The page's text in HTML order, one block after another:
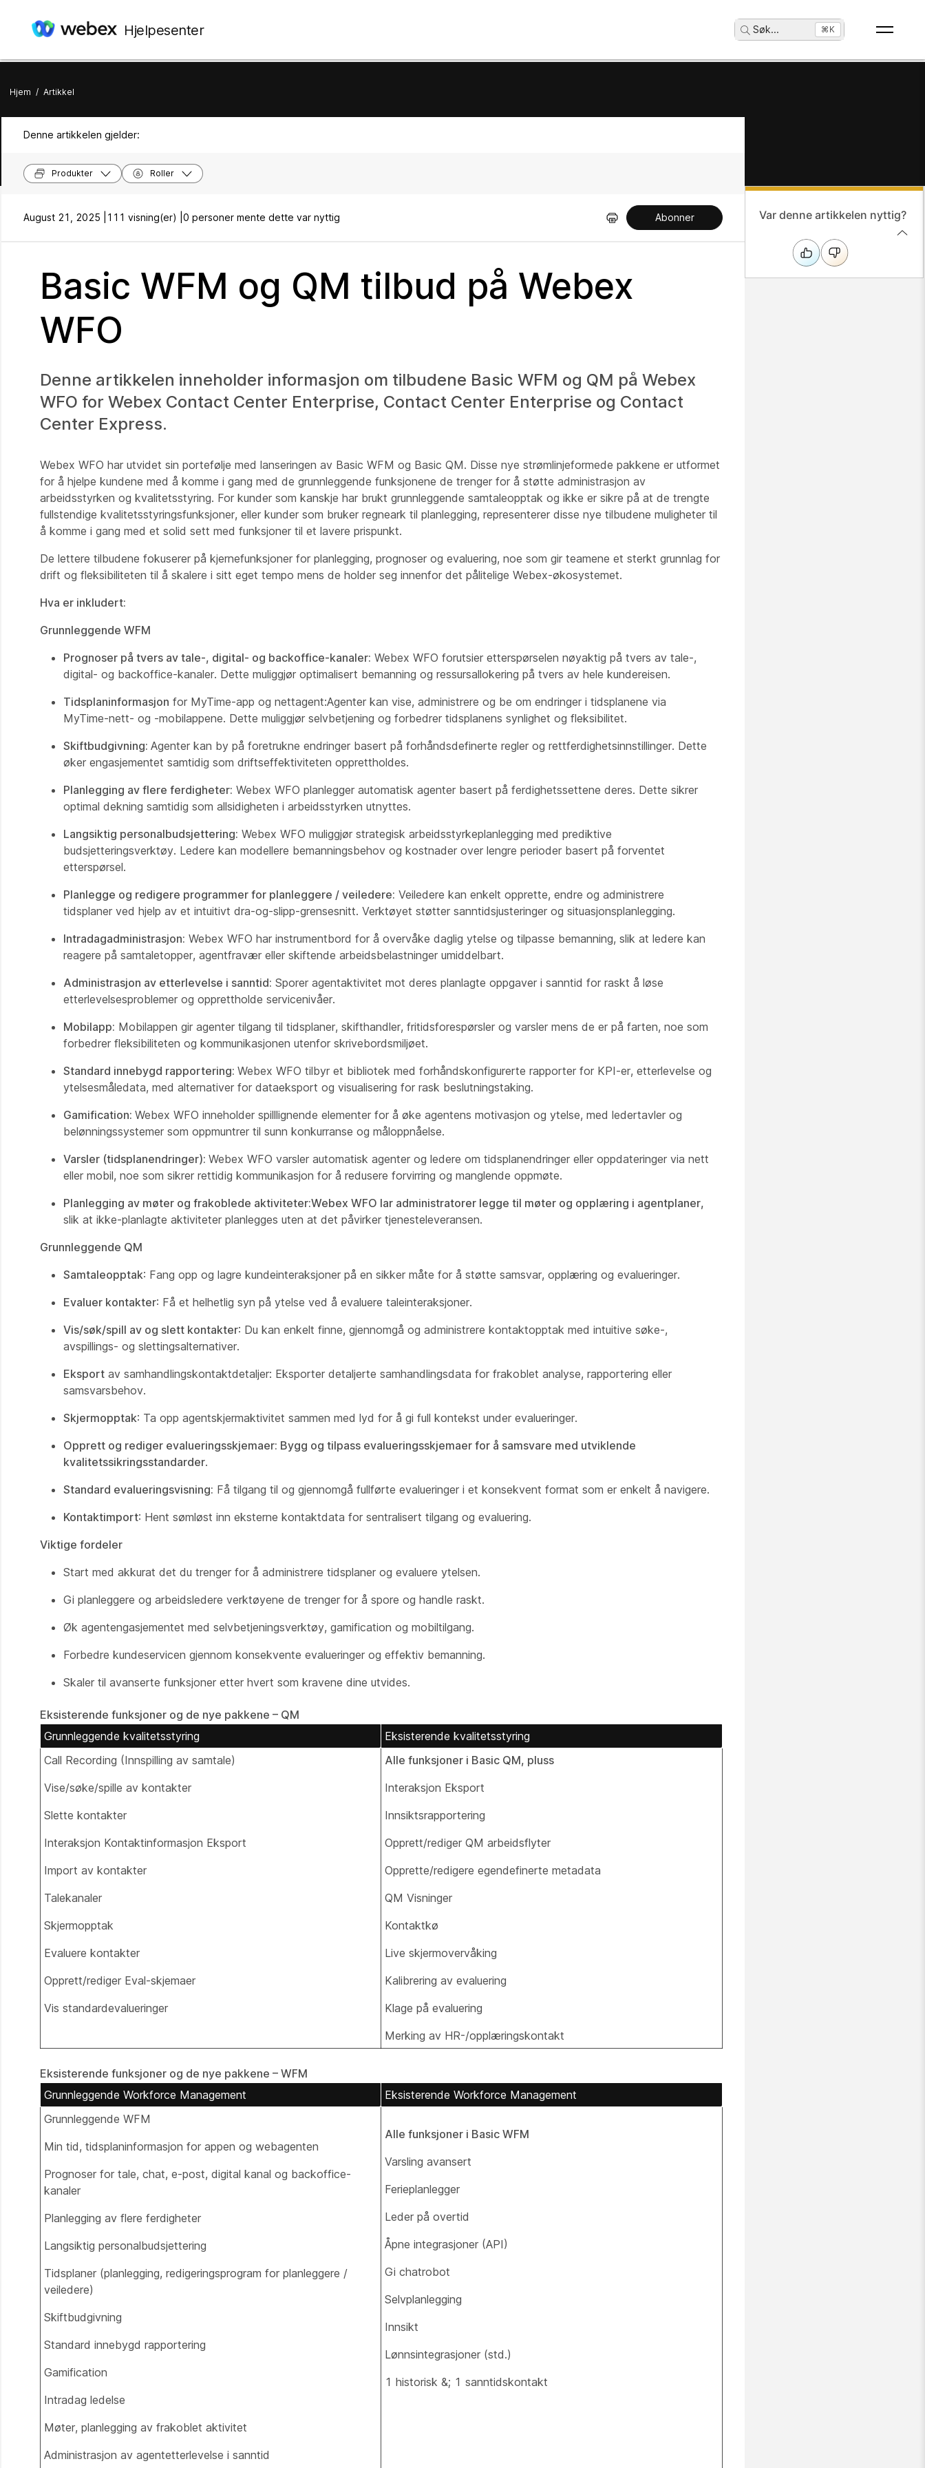
Hjelpesenter Søk... ⌘K
Hjem / Artikkel
Denne artikkelen gjelder:
Produkter Roller
August 21, 2025 | 111 visning(er) | 0 personer mente dette var nyttig Abonner
Basic WFM og QM tilbud på Webex
WFO
Denne artikkelen inneholder informasjon om tilbudene Basic WFM og QM på Webex
WFO for Webex Contact Center Enterprise, Contact Center Enterprise og Contact
Center Express.
Webex WFO har utvidet sin portefølje med lanseringen av Basic WFM og Basic QM. Disse nye strømlinjeformede pakkene er utformet
for å hjelpe kundene med å komme i gang med de grunnleggende funksjonene de trenger for å støtte administrasjon av
arbeidsstyrken og kvalitetsstyring. For kunder som kanskje har brukt grunnleggende samtaleopptak og ikke er sikre på at de trengte
fullstendige kvalitetsstyringsfunksjoner, eller kunder som bruker regneark til planlegging, representerer disse nye tilbudene muligheter til
å komme i gang med et solid sett med funksjoner til et lavere prispunkt.
De lettere tilbudene fokuserer på kjernefunksjoner for planlegging, prognoser og evaluering, noe som gir teamene et sterkt grunnlag for
drift og fleksibiliteten til å skalere i sitt eget tempo mens de holder seg innenfor det pålitelige Webex-økosystemet.
Hva er inkludert:
Grunnleggende WFM
Prognoser på tvers av tale-, digital- og backoffice-kanaler: Webex WFO forutsier etterspørselen nøyaktig på tvers av tale-,
digital- og backoffice-kanaler. Dette muliggjør optimalisert bemanning og ressursallokering på tvers av hele kundereisen.
Tidsplaninformasjon for MyTime-app og nettagent:Agenter kan vise, administrere og be om endringer i tidsplanene via
MyTime-nett- og -mobilappene. Dette muliggjør selvbetjening og forbedrer tidsplanens synlighet og fleksibilitet.
Skiftbudgivning: Agenter kan by på foretrukne endringer basert på forhåndsdefinerte regler og rettferdighetsinnstillinger. Dette
øker engasjementet samtidig som driftseffektiviteten opprettholdes.
Planlegging av flere ferdigheter: Webex WFO planlegger automatisk agenter basert på ferdighetssettene deres. Dette sikrer
optimal dekning samtidig som allsidigheten i arbeidsstyrken utnyttes.
Langsiktig personalbudsjettering: Webex WFO muliggjør strategisk arbeidsstyrkeplanlegging med prediktive
budsjetteringsverktøy. Ledere kan modellere bemanningsbehov og kostnader over lengre perioder basert på forventet
etterspørsel.
Planlegge og redigere programmer for planleggere / veiledere: Veiledere kan enkelt opprette, endre og administrere
tidsplaner ved hjelp av et intuitivt dra-og-slipp-grensesnitt. Verktøyet støtter sanntidsjusteringer og situasjonsplanlegging.
Intradagadministrasjon: Webex WFO har instrumentbord for å overvåke daglig ytelse og tilpasse bemanning, slik at ledere kan
reagere på samtaletopper, agentfravær eller skiftende arbeidsbelastninger umiddelbart.
Administrasjon av etterlevelse i sanntid: Sporer agentaktivitet mot deres planlagte oppgaver i sanntid for raskt å løse
etterlevelsesproblemer og opprettholde servicenivåer.
Mobilapp: Mobilappen gir agenter tilgang til tidsplaner, skifthandler, fritidsforespørsler og varsler mens de er på farten, noe som
forbedrer fleksibiliteten og kommunikasjonen utenfor skrivebordsmiljøet.
Standard innebygd rapportering: Webex WFO tilbyr et bibliotek med forhåndskonfigurerte rapporter for KPI-er, etterlevelse og
ytelsesmåledata, med alternativer for dataeksport og visualisering for rask beslutningstaking.
Gamification: Webex WFO inneholder spilllignende elementer for å øke agentens motivasjon og ytelse, med ledertavler og
belønningssystemer som oppmuntrer til sunn konkurranse og måloppnåelse.
Varsler (tidsplanendringer): Webex WFO varsler automatisk agenter og ledere om tidsplanendringer eller oppdateringer via nett
eller mobil, noe som sikrer rettidig kommunikasjon for å redusere forvirring og manglende oppmøte.
Planlegging av møter og frakoblede aktiviteter:Webex WFO lar administratorer legge til møter og opplæring i agentplaner,
slik at ikke-planlagte aktiviteter planlegges uten at det påvirker tjenesteleveransen.
Grunnleggende QM
Samtaleopptak: Fang opp og lagre kundeinteraksjoner på en sikker måte for å støtte samsvar, opplæring og evalueringer.
Evaluer kontakter: Få et helhetlig syn på ytelse ved å evaluere taleinteraksjoner.
Vis/søk/spill av og slett kontakter: Du kan enkelt finne, gjennomgå og administrere kontaktopptak med intuitive søke-,
avspillings- og slettingsalternativer.
Eksport av samhandlingskontaktdetaljer: Eksporter detaljerte samhandlingsdata for frakoblet analyse, rapportering eller
samsvarsbehov.
Skjermopptak: Ta opp agentskjermaktivitet sammen med lyd for å gi full kontekst under evalueringer.
Opprett og rediger evalueringsskjemaer: Bygg og tilpass evalueringsskjemaer for å samsvare med utviklende
kvalitetssikringsstandarder.
Standard evalueringsvisning: Få tilgang til og gjennomgå fullførte evalueringer i et konsekvent format som er enkelt å navigere.
Kontaktimport: Hent sømløst inn eksterne kontaktdata for sentralisert tilgang og evaluering.
Viktige fordeler
Start med akkurat det du trenger for å administrere tidsplaner og evaluere ytelsen.
Gi planleggere og arbeidsledere verktøyene de trenger for å spore og handle raskt.
Øk agentengasjementet med selvbetjeningsverktøy, gamification og mobiltilgang.
Forbedre kundeservicen gjennom konsekvente evalueringer og effektiv bemanning.
Skaler til avanserte funksjoner etter hvert som kravene dine utvides.
Eksisterende funksjoner og de nye pakkene – QM
Grunnleggende kvalitetsstyring
Eksisterende kvalitetsstyring
Call Recording (Innspilling av samtale)
Vise/søke/spille av kontakter
Slette kontakter
Interaksjon Kontaktinformasjon Eksport
Import av kontakter
Talekanaler
Skjermopptak
Evaluere kontakter
Opprett/rediger Eval-skjemaer
Vis standardevalueringer
Alle funksjoner i Basic QM, pluss
Interaksjon Eksport
Innsiktsrapportering
Opprett/rediger QM arbeidsflyter
Opprette/redigere egendefinerte metadata
QM Visninger
Kontaktkø
Live skjermovervåking
Kalibrering av evaluering
Klage på evaluering
Merking av HR-/opplæringskontakt
Eksisterende funksjoner og de nye pakkene – WFM
Grunnleggende Workforce Management
Eksisterende Workforce Management
Grunnleggende WFM
Min tid, tidsplaninformasjon for appen og webagenten
Prognoser for tale, chat, e-post, digital kanal og backoffice-
kanaler
Planlegging av flere ferdigheter
Langsiktig personalbudsjettering
Tidsplaner (planlegging, redigeringsprogram for planleggere /
veiledere)
Skiftbudgivning
Standard innebygd rapportering
Gamification
Intradag ledelse
Møter, planlegging av frakoblet aktivitet
Administrasjon av agentetterlevelse i sanntid
Alle funksjoner i Basic WFM
Varsling avansert
Ferieplanlegger
Leder på overtid
Åpne integrasjoner (API)
Gi chatrobot
Selvplanlegging
Innsikt
Lønnsintegrasjoner (std.)
1 historisk &; 1 sanntidskontakt
Var denne artikkelen nyttig?